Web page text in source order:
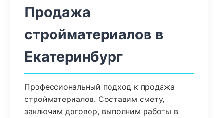
Продажа
стройматериалов в
Екатеринбург
Профессиональный подход к продажа
стройматериалов. Составим смету,
заключим договор, выполним работы в